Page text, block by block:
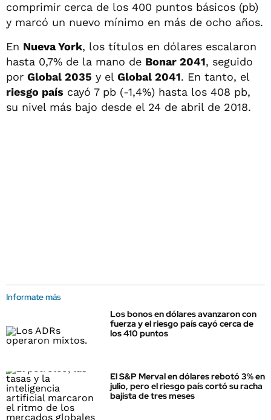
comprimir cerca de los 400 puntos básicos (pb)
y marcó un nuevo mínimo en más de ocho años.
En Nueva York, los títulos en dólares escalaron
hasta 0,7% de la mano de Bonar 2041, seguido
por Global 2035 y el Global 2041. En tanto, el
riesgo país cayó 7 pb (-1,4%) hasta los 408 pb,
su nivel más bajo desde el 24 de abril de 2018.
Informate más
Los bonos en dólares avanzaron con
fuerza y el riesgo país cayó cerca de
los 410 puntos
El S&P Merval en dólares rebotó 3% en
julio, pero el riesgo país cortó su racha
bajista de tres meses